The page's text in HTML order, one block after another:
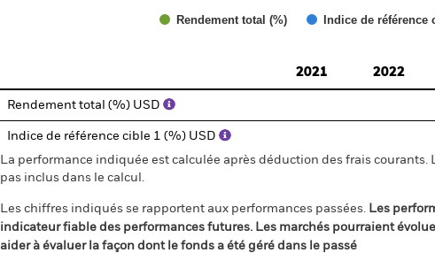
Rendement total (%) Indice de référence
2021
2022
Rendement total (%) USD
Indice de référence cible 1 (%) USD
La performance indiquée est calculée après déduction des frais courants.
pas inclus dans le calcul.
Les chiffres indiqués se rapportent aux performances passées. Les
indicateur fiable des performances futures. Les marchés pourraient
aider à évaluer la façon dont le fonds a été géré dans le passé